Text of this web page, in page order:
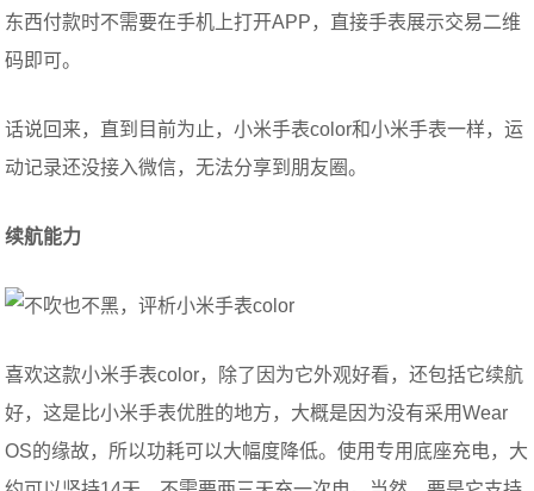
东西付款时不需要在手机上打开APP，直接手表展示交易二维
码即可。
话说回来，直到目前为止，小米手表color和小米手表一样，运
动记录还没接入微信，无法分享到朋友圈。
续航能力
喜欢这款小米手表color，除了因为它外观好看，还包括它续航
好，这是比小米手表优胜的地方，大概是因为没有采用Wear
OS的缘故，所以功耗可以大幅度降低。使用专用底座充电，大